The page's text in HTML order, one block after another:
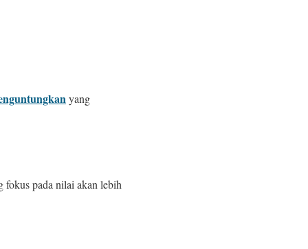
yang
fokus pada nilai akan lebih